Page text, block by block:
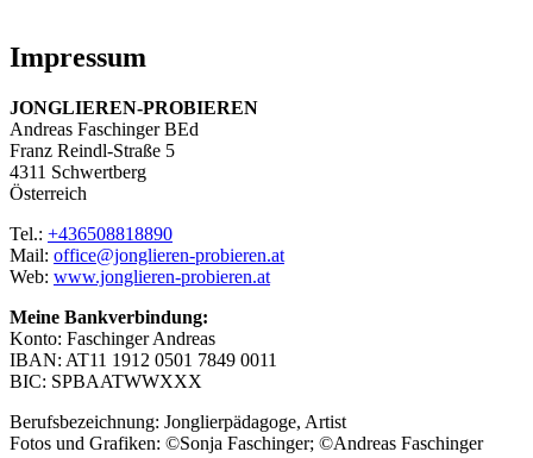
Impressum
JONGLIEREN-PROBIEREN
Andreas Faschinger BEd
Franz Reindl-Straße 5
4311 Schwertberg
Österreich
Tel.: +436508818890
Mail: office@jonglieren-probieren.at
Web: www.jonglieren-probieren.at
Meine Bankverbindung:
Konto: Faschinger Andreas
IBAN: AT11 1912 0501 7849 0011
BIC: SPBAATWWXXX
Berufsbezeichnung: Jonglierpädagoge, Artist
Fotos und Grafiken: ©Sonja Faschinger; ©Andreas Faschinger